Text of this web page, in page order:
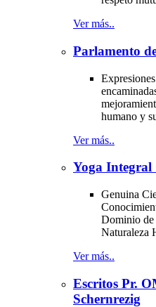
Ver más..
Parlamento
Expresiones
humano y
Ver más..
Yoga Integral
Genuina
Dominio de
Naturaleza
Ver más..
Escritos Pr.
Schernrezig